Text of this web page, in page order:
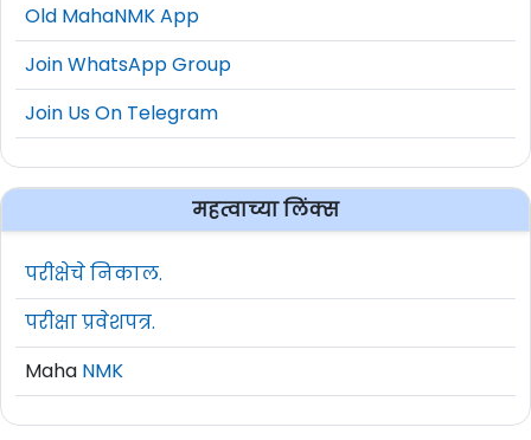
Old MahaNMK App
Join WhatsApp Group
Join Us On Telegram
महत्वाच्या लिंक्स
परीक्षेचे निकाल.
परीक्षा प्रवेशपत्र.
Maha NMK